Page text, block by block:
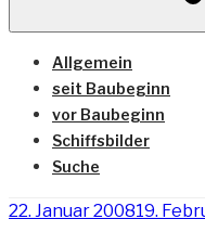
Allgemein
seit Baubeginn
vor Baubeginn
Schiffsbilder
Suche
Veröffentlicht
22. Januar 200819.